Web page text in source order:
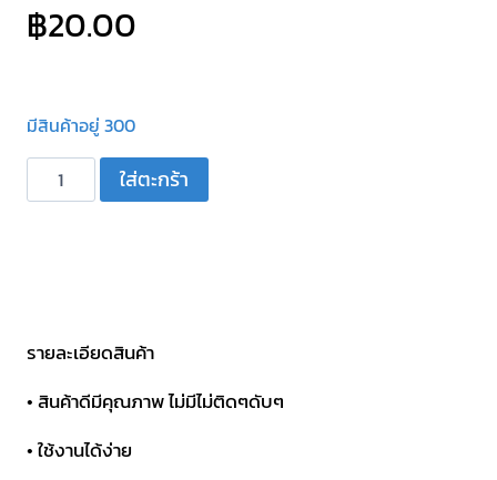
฿20.00
มีสินค้าอยู่ 300
จำนวน
ปลั๊ก
พร้อม
ชิ้น
ใส่ตะกร้า
รายละเอียดสินค้า
• สินค้าดีมีคุณภาพ ไม่มีไม่ติดๆดับๆ
• ใช้งานได้ง่าย